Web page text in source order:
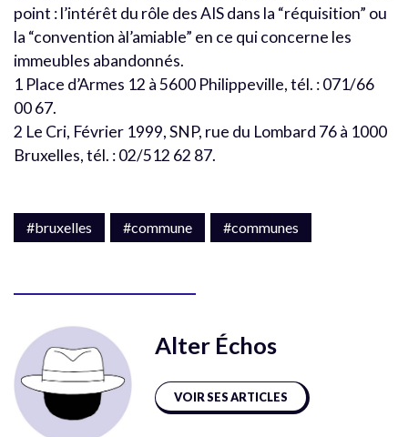
point : l’intérêt du rôle des AIS dans la “réquisition” ou
la “convention àl’amiable” en ce qui concerne les
immeubles abandonnés.
1 Place d’Armes 12 à 5600 Philippeville, tél. : 071/66
00 67.
2 Le Cri, Février 1999, SNP, rue du Lombard 76 à 1000
Bruxelles, tél. : 02/512 62 87.
#bruxelles #commune #communes
Alter Échos
VOIR SES ARTICLES